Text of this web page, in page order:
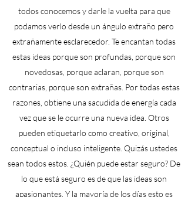
todos conocemos y darle la vuelta para que
podamos verlo desde un ángulo extraño pero
extrañamente esclarecedor. Te encantan todas
estas ideas porque son profundas, porque son
novedosas, porque aclaran, porque son
contrarias, porque son extrañas. Por todas estas
razones, obtiene una sacudida de energía cada
vez que se le ocurre una nueva idea. Otros
pueden etiquetarlo como creativo, original,
conceptual o incluso inteligente. Quizás ustedes
sean todos estos. ¿Quién puede estar seguro? De
lo que está seguro es de que las ideas son
apasionantes. Y la mayoría de los días esto es